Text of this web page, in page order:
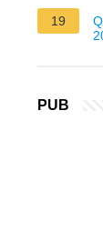
19
PUB